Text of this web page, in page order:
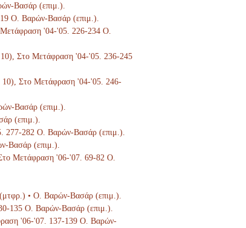
Βασάρ (επιμ.).
Ο. Βαρών-Βασάρ (επιμ.).
Μετάφραση '04-'05. 226-234 Ο.
10), Στο Μετάφραση '04-'05. 236-245
10), Στο Μετάφραση '04-'05. 246-
Βασάρ (επιμ.).
(επιμ.).
277-282 Ο. Βαρών-Βασάρ (επιμ.).
Βασάρ (επιμ.).
Μετάφραση '06-'07. 69-82 Ο.
• Ο. Βαρών-Βασάρ (επιμ.).
135 Ο. Βαρών-Βασάρ (επιμ.).
'06-'07. 137-139 Ο. Βαρών-